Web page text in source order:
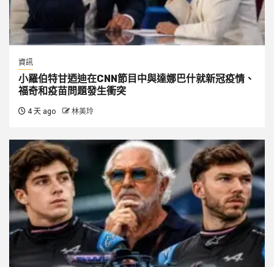
資訊
小羅伯特甘迺迪在CNN節目中與達娜巴什就新冠疫情、
福奇和疫苗問題發生衝突
4 天 ago 林美玲